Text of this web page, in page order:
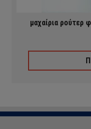
μαχαίρια ρούτερ